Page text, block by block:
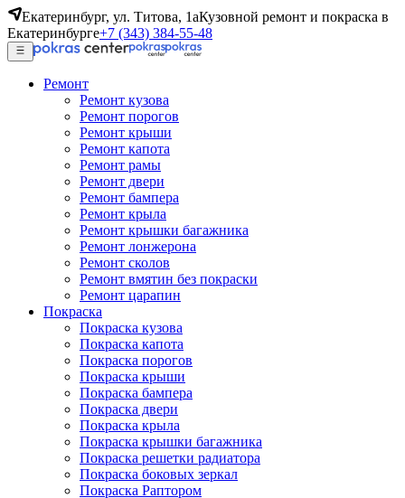
Екатеринбург, ул. Титова, 1аКузовной ремонт и покраска в
Екатеринбурге+7 (343) 384-55-48
Ремонт
Ремонт кузова
Ремонт порогов
Ремонт крыши
Ремонт капота
Ремонт рамы
Ремонт двери
Ремонт бампера
Ремонт крыла
Ремонт крышки багажника
Ремонт лонжерона
Ремонт сколов
Ремонт вмятин без покраски
Ремонт царапин
Покраска
Покраска кузова
Покраска капота
Покраска порогов
Покраска крыши
Покраска бампера
Покраска двери
Покраска крыла
Покраска крышки багажника
Покраска решетки радиатора
Покраска боковых зеркал
Покраска Раптором